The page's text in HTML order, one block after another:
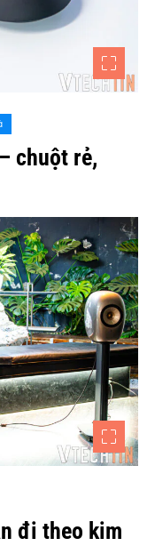
chuột rẻ,
đi theo kim